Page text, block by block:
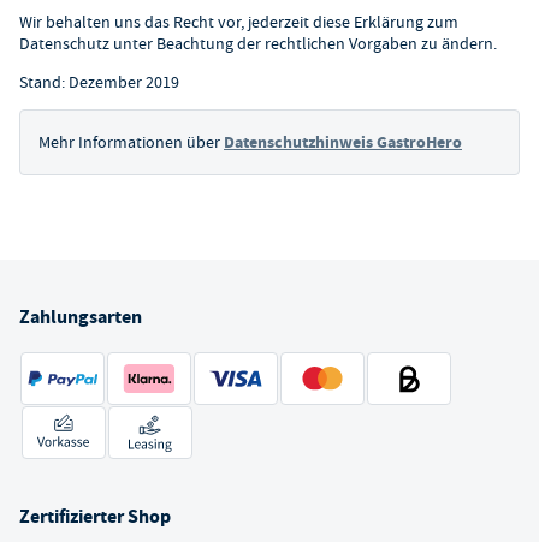
Wir behalten uns das Recht vor, jederzeit diese Erklärung zum
Datenschutz unter Beachtung der rechtlichen Vorgaben zu ändern.
Stand: Dezember 2019
Mehr Informationen über Datenschutzhinweis GastroHero
Zahlungsarten
Zertifizierter Shop